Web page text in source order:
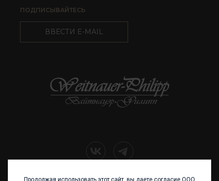
ПОДПИСЫВАЙТЕСЬ
ВВЕСТИ E-MAIL
Продолжая использовать этот сайт, вы даете согласие ООО